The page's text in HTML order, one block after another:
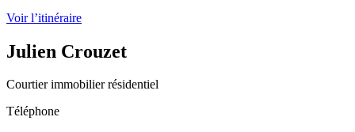
Voir l’itinéraire
Julien Crouzet
Courtier immobilier résidentiel
Téléphone